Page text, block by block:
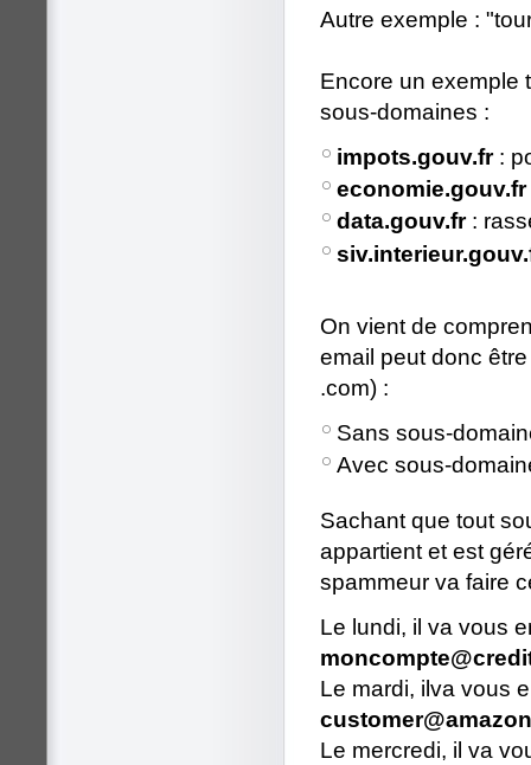
Autre exemple :
Encore un exemple
sous-domaines :
impots.gouv.fr:
economie.gouv.fr
data.gouv.fr:
On vient de
email peut donc
.com) :
Sans sous-
Avec sous-
Sachant que tout
appartient et est
spammeur va faire
Le lundi, il va vous
Le mardi, ilva vous
Le mercredi, il va